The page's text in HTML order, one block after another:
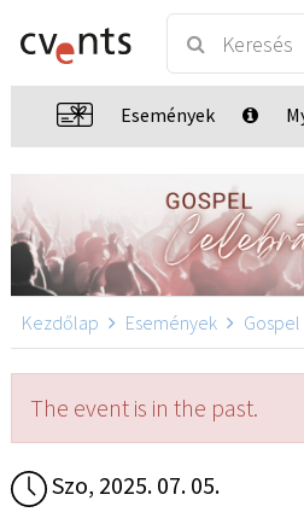
Események
Kezdőlap Események
The event is in the past.
Szo, 2025. 07. 05.